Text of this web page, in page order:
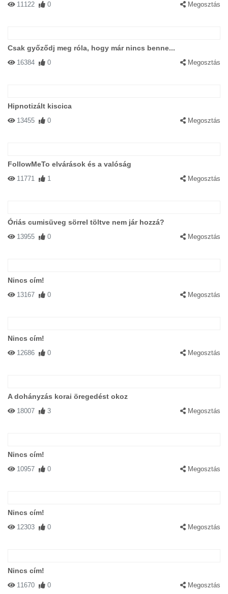
11122 0 Megosztás
Csak győződj meg róla, hogy már nincs benne...
16384 0 Megosztás
Hipnotizált kiscica
13455 0 Megosztás
FollowMeTo elvárások és a valóság
11771 1 Megosztás
Óriás cumisüveg sörrel töltve nem jár hozzá?
13955 0 Megosztás
Nincs cím!
13167 0 Megosztás
Nincs cím!
12686 0 Megosztás
A dohányzás korai öregedést okoz
18007 3 Megosztás
Nincs cím!
10957 0 Megosztás
Nincs cím!
12303 0 Megosztás
Nincs cím!
11670 0 Megosztás